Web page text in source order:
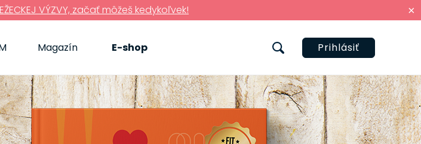
×
VÝZVY, začať môžeš kedykoľvek!
Prihlásiť
Magazín E-shop